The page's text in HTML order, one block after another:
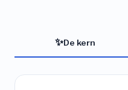
✨De kern